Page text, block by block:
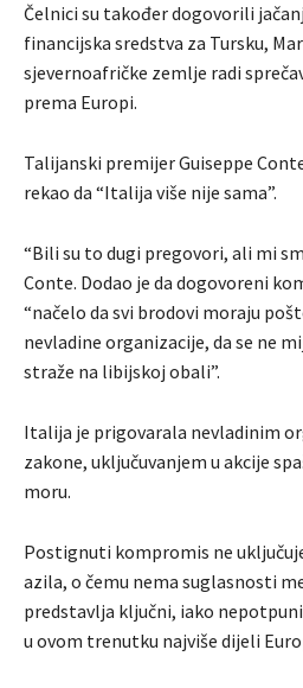
Čelnici su također dogovorili
financijska sredstva za Tursku,
sjevernoafričke zemlje radi
prema Europi.
Talijanski premijer Guiseppe
rekao da “Italija više nije sama”.
“Bili su to dugi pregovori, ali mi
Conte. Dodao je da dogovoreni
“načelo da svi brodovi moraju
nevladine organizacije, da se ne
straže na libijskoj obali”.
Italija je prigovarala nevladinim
zakone, uključuvanjem u akcije
moru.
Postignuti kompromis ne
azila, o čemu nema suglasnosti
predstavlja ključni, iako
u ovom trenutku najviše dijeli